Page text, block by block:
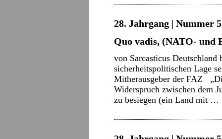
28. Jahrgang | Nummer
Quo vadis, (NATO- und
von Sarcasticus
sicherheitspolitischen Lage
Mitherausgeber der FAZ
Widerspruch zwischen dem
zu besiegen (ein Land mit …